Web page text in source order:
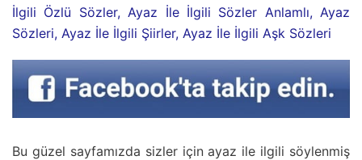
İlgili Özlü Sözler, Ayaz İle İlgili Sözler Anlamlı, Ayaz
Sözleri, Ayaz İle İlgili Şiirler, Ayaz İle İlgili Aşk Sözleri
Bu güzel sayfamızda sizler için ayaz ile ilgili söylenmiş